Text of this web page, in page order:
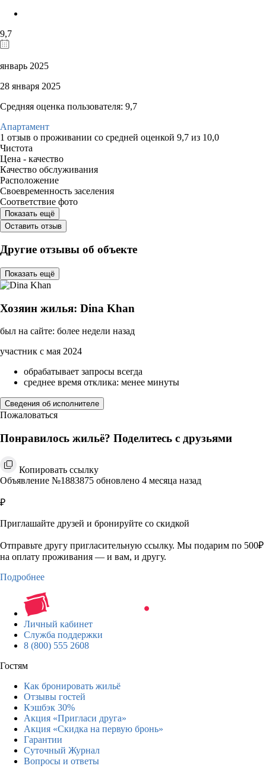
9,7
январь 2025
28 января 2025
Средняя оценка пользователя: 9,7
Апартамент
1 отзыв о проживании со средней оценкой 9,7 из 10,0
Чистота
Цена - качество
Качество обслуживания
Расположение
Своевременность заселения
Соответствие фото
Показать ещё
Оставить отзыв
Другие отзывы об объекте
Показать ещё
Хозяин жилья: Dina Khan
был на сайте: более недели назад
участник с мая 2024
обрабатывает запросы всегда
среднее время отклика: менее минуты
Сведения об исполнителе
Пожаловаться
Понравилось жильё? Поделитесь с друзьями
Копировать ссылку
Объявление №1883875 обновлено 4 месяца назад
₽
Приглашайте друзей и бронируйте со скидкой
Отправьте другу пригласительную ссылку. Мы подарим по 500₽
на оплату проживания — и вам, и другу.
Подробнее
Личный кабинет
Служба поддержки
8 (800) 555 2608
Гостям
Как бронировать жильё
Отзывы гостей
Кэшбэк 30%
Акция «Пригласи друга»
Акция «Скидка на первую бронь»
Гарантии
Суточный Журнал
Вопросы и ответы